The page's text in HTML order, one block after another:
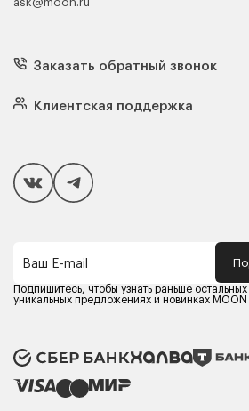
Каталог мебели
Кресла
Матрасы
Подушки
Чехлы и наматрасники
Покупателям
Способы оплаты
Компания MOON
Оферта
Политика конфиденциальности
Карьера в MOON
ask@moon.ru
Заказать обратный звонок
Клиентская поддержка
Ваш E-mail
Подпишитесь, чтобы узнать раньше
уникальных предложениях и новинках MOON